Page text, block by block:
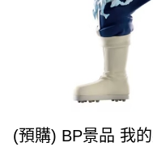
(預購) BP景品 我